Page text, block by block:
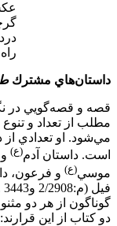
داستان‌هاي مشترك
قصه و قصه‌گويي در
مطلب از تعداد و
مي‌شود. او تعدادي از
است. داستان آدم(ع)
موسي(ع) و فرعون،
گوناگون از هر دو
دو كتاب از اين قرارند: